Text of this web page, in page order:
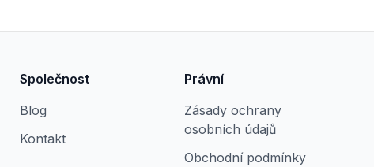
Společnost
Blog
Kontakt
Právní
Zásady ochrany
osobních údajů
Obchodní podmínky